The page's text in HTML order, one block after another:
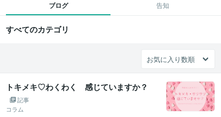
ブログ 告知
すべてのカテゴリ
トキメキ♡わくわく 感じていますか？
記事
コラム